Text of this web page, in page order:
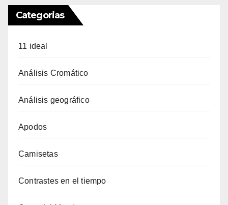
Categorias
11 ideal
Análisis Cromático
Análisis geográfico
Apodos
Camisetas
Contrastes en el tiempo